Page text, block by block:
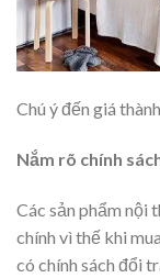
Chú ý đến giá
Nắm rõ chính
Các sản phẩm
chính vì thế khi
có chính sách đổi